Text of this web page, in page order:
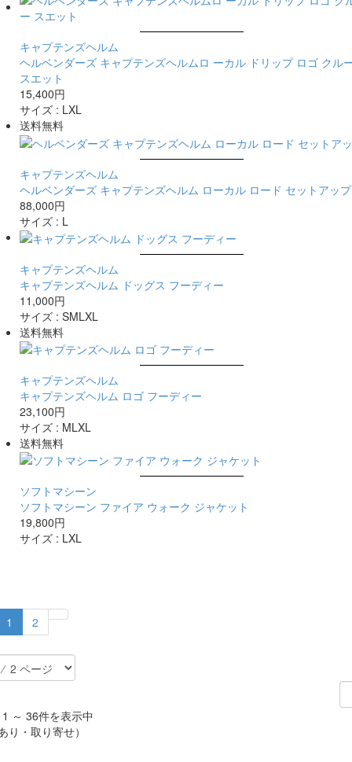
キャプテンズヘルム
ヘルベンダーズ キャプテンズヘルムロ ーカル ドリップ ロゴ クル
スエット
15,400円
サイズ : LXL
送料無料
キャプテンズヘルム
ヘルベンダーズ キャプテンズヘルム ローカル ロード セットアップ
88,000円
サイズ : L
キャプテンズヘルム
キャプテンズヘルム ドッグス フーディー
11,000円
サイズ : SMLXL
送料無料
キャプテンズヘルム
キャプテンズヘルム ロゴ フーディー
23,100円
サイズ : MLXL
送料無料
ソフトマシーン
ソフトマシーン ファイア ウォーク ジャケット
19,800円
サイズ : LXL
1 2
～ 36件を表示中
り・取り寄せ）